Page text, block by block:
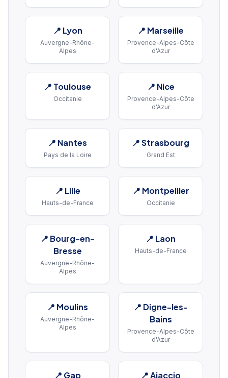
📍 Lyon
Auvergne-Rhône-
Alpes
📍 Marseille
Provence-Alpes-Côte
d'Azur
📍 Toulouse
Occitanie
📍 Nice
Provence-Alpes-Côte
d'Azur
📍 Nantes
Pays de la Loire
📍Strasbourg
Grand Est
📍 Lille
Hauts-de-France
📍 Montpellier
Occitanie
📍 Bourg-en-
Bresse
Auvergne-Rhône-
Alpes
📍 Laon
Hauts-de-France
📍 Moulins
Auvergne-Rhône-
Alpes
📍 Digne-les-
Bains
Provence-Alpes-Côte
d'Azur
📍 Gap 📍Ajaccio